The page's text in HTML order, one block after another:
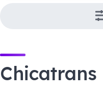
Chicatrans